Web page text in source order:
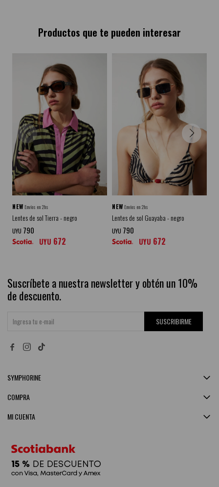
Productos que te pueden interesar
NEW Envíos en 2hs
Lentes de sol Tierra - negro
UYU 790
UYU 672
NEW Envíos en 2hs
Lentes de sol Guayaba - negro
UYU 790
UYU 672
Suscríbete a nuestra newsletter y obtén un 10%
de descuento.
SUSCRIBIRME
 
SYMPHORINE
MI CUENTA
COMPRA